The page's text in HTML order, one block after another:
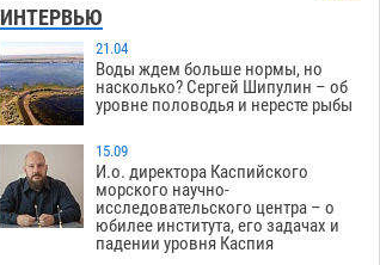
ИНТЕРВЬЮ
21.04
Воды ждем больше нормы, но
насколько? Сергей Шипулин – об
уровне половодья и нересте рыбы
15.09
И.о. директора Каспийского
морского научно-
исследовательского центра – о
юбилее института, его задачах и
падении уровня Каспия